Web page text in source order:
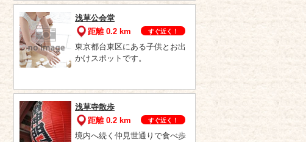
浅草公会堂
距離 0.2 km
すぐ近く！
東京都台東区にある子供とお出
かけスポットです。
浅草寺散歩
距離 0.2 km
すぐ近く！
境内へ続く仲見世通りで食べ歩